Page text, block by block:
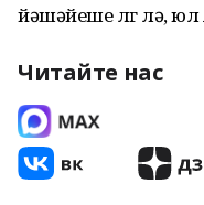
йәшәйеше өлгө лә,
Читайте нас